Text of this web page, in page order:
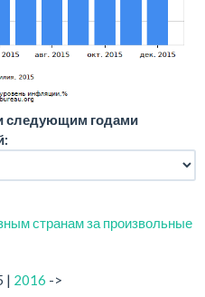
следующим годами
странам за произвольные
| 2016 ->